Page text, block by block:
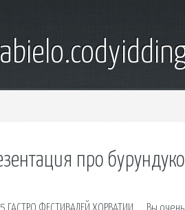
про